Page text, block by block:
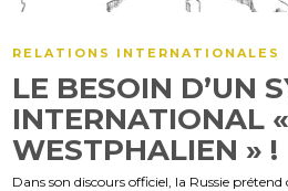
RELATIONS INTERNATIONALES
LE BESOIN D’UN
INTERNATIONAL «
WESTPHALIEN » !
Dans son discours officiel, la Russie